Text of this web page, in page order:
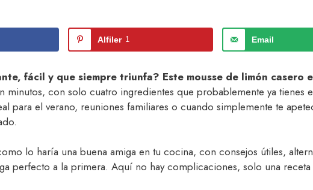
Alfiler 1 Email
fácil y que siempre triunfa? Este mousse de limón casero
minutos, con solo cuatro ingredientes que probablemente ya tienes
para el verano, reuniones familiares o cuando simplemente te
lo haría una buena amiga en tu cocina, con consejos útiles,
perfecto a la primera. Aquí no hay complicaciones, solo una